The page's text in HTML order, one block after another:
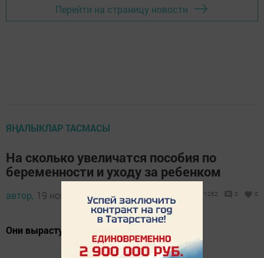
Перейти на страницу новости
ЯҢАЛЫКЛАР ТАСМАСЫ
На сколько увеличатся пособия по
беременности и уходу за ребенком
автор, 19 ноябрь 2018 - 13:35 1262 0 0
Они вырастут с 1 января